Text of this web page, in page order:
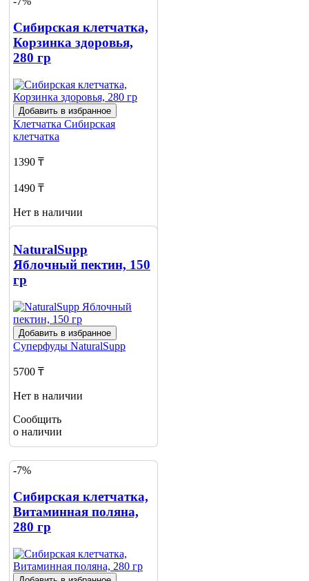
Сибирская клетчатка,
Корзинка здоровья,
280 гр
Добавить в избранное
Клетчатка Сибирская
клетчатка
1390 ₸
1490 ₸
Нет в наличии
о наличии
NaturalSupp
Яблочный пектин, 150
гр
Добавить в избранное
Суперфуды NaturalSupp
5700 ₸
Нет в наличии
Сообщить
о наличии
-7%
Сибирская клетчатка,
Витаминная поляна,
280 гр